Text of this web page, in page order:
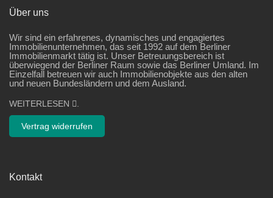
Über uns
Wir sind ein erfahrenes, dynamisches und engagiertes
Immobilienunternehmen, das seit 1992 auf dem Berliner
Immobilienmarkt tätig ist. Unser Betreuungsbereich ist
überwiegend der Berliner Raum sowie das Berliner Umland. Im
Einzelfall betreuen wir auch Immobilienobjekte aus den alten
und neuen Bundesländern und dem Ausland.
WEITERLESEN
Vertrag widerrufen
Kontakt